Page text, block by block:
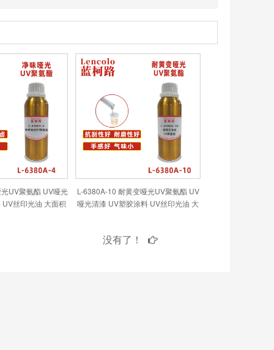
UV聚氨酯 UV哑光
丝印光油 大面积
L-6380A-10 耐黄变哑光UV聚氨酯 UV
哑光清漆 UV塑胶涂料 UV丝印光油 大
没有了！